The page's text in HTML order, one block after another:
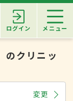
ログイン メニュー
のクリニッ
変更